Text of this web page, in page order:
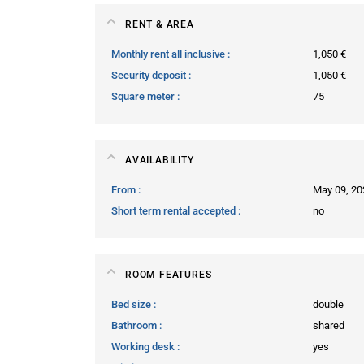
RENT & AREA
Monthly rent all inclusive
1,050 €
Security deposit
1,050 €
Square meter
75
AVAILABILITY
From
May 09,
Short term rental accepted
no
ROOM FEATURES
Bed size
double
Bathroom
shared
Working desk
yes